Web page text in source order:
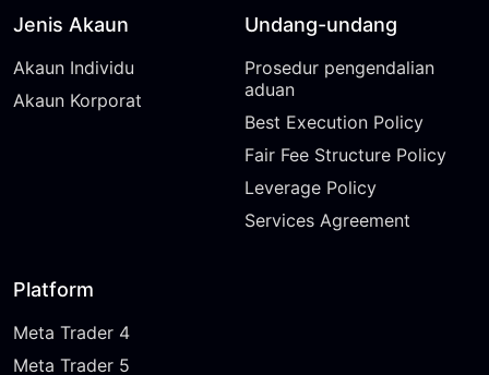
Jenis Akaun
Akaun Individu
Akaun Korporat
Undang-undang
Prosedur pengendalian
aduan
Best Execution Policy
Fair Fee Structure Policy
Leverage Policy
Services Agreement
Platform
Meta Trader 4
Meta Trader 5